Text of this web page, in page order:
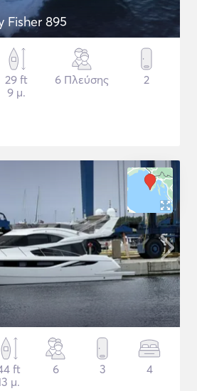
Fisher 895
29 ft
9 μ.
6 Πλεύσης 2
ft
μ.
6 3 4